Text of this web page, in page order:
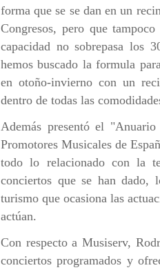
forma que se se dan en un
Congresos, pero que
capacidad no sobrepasa los
hemos buscado la formula
en otoño-invierno con un
dentro de todas las
Además presentó el
Promotores Musicales de
todo lo relacionado con la
conciertos que se han dado,
turismo que ocasiona las
actúan.
Con respecto a Musiserv,
conciertos programados y